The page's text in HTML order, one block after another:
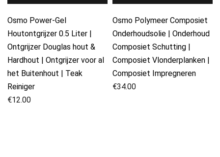
Osmo Power-Gel
Houtontgrijzer 0.5 Liter |
Ontgrijzer Douglas hout &
Hardhout | Ontgrijzer voor al
het Buitenhout | Teak
Reiniger
€12.00
Osmo Polymeer Composiet
Onderhoudsolie | Onderhoud
Composiet Schutting |
Composiet Vlonderplanken |
Composiet Impregneren
€34.00